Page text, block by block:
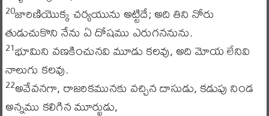
20జారిణియొక్క చర్యయును అట్టిదే; అది తిని నోరు
తుడుచుకొని నేను ఏ దోషము ఎరుగననును.
21భూమిని వణకించునవి మూడు కలవు, అది మోయ లేనివి
నాలుగు కలవు.
22అవేవనగా, రాజరికమునకు వచ్చిన దాసుడు, కడుపు నిండ
అన్నము కలిగిన మూర్ఖుడు,